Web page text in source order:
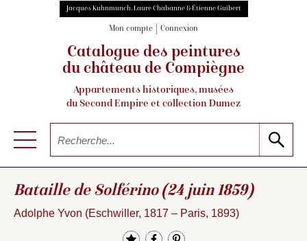
Jacques Kuhnmunch, Laure Chabanne & Étienne Guibert
Mon compte Connexion
Catalogue des peintures
du château de Compiègne
Appartements historiques, musées
du Second Empire et collection Dumez
Bataille de Solférino (24 juin 1859)
Adolphe Yvon (Eschwiller, 1817 – Paris, 1893)